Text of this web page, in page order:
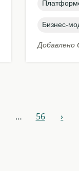
topic:
topic:
Бизнес-
Добавлено
… 56 ›